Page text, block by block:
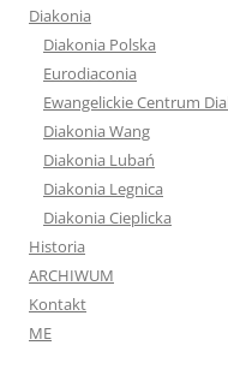
Diakonia
Diakonia Polska
Eurodiaconia
Ewangelickie Centrum
Diakonia Wang
Diakonia Lubań
Diakonia Legnica
Diakonia Cieplicka
Historia
ARCHIWUM
Kontakt
ME